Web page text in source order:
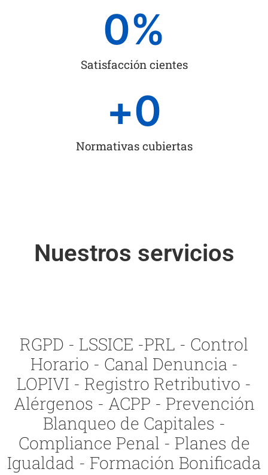
Satisfacción cientes
0%
Normativas cubiertas
+0
Nuestros servicios
RGPD - LSSICE -PRL - Control
Horario - Canal Denuncia -
LOPIVI - Registro Retributivo -
Alérgenos - ACPP - Prevención
Blanqueo de Capitales -
Compliance Penal - Planes de
Igualdad - Formación Bonificada